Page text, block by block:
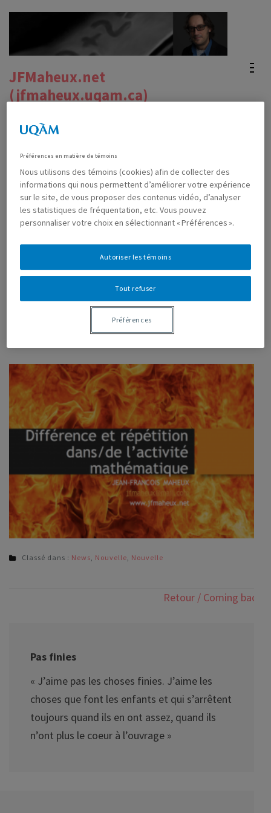
Entrée)
JFMaheux.net
(jfmaheux.uqam.ca)
website
Différence et répétition
MAI 25TH, 2016 JF 0 COMMENTAIRE
laboce jeudi, 26 mai. Je vais présenter
quelques réflexions issues de la lecture du livre de G. Deleuze
. Une lecture un brin difficile, mais fort
intéressante, et qui pose un fondement intéressant à nos
orientations vis-à-vis l’activité mathématique plutôt que
Classé dans : News, Nouvelle, Nouvelle
Retour / Coming back
Pas finies
« J’aime pas les choses finies. J’aime les
choses que font les enfants et qui s’arrêtent
toujours quand ils en ont assez, quand ils
n’ont plus le coeur à l’ouvrage »
Préférences en matière de témoins
Nous utilisons des témoins (cookies) afin de collecter des
informations qui nous permettent d’améliorer votre expérience
sur le site, de vous proposer des contenus vidéo, d’analyser
les statistiques de fréquentation, etc. Vous pouvez
personnaliser votre choix en sélectionnant « Préférences ».
Tout refuser
Autoriser les témoins
Préférences